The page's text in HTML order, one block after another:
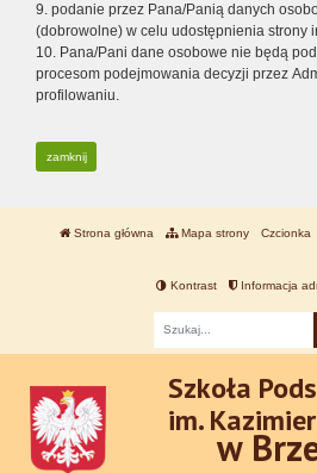
9. podanie przez Pana/Panią danych
(dobrowolne) w celu udostępnienia strony
10. Pana/Pani dane osobowe nie będą
procesom podejmowania decyzji przez
profilowaniu.
zamknij
Strona główna Mapa strony Czcionka
Kontrast Informacja
Szkoła
im.
w